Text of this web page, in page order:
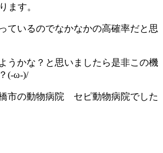
ます。
ているのでなかなかの高確率だと思
うかな？と思いましたら是非この機
(-ω-)/
市の動物病院 セピ動物病院でした